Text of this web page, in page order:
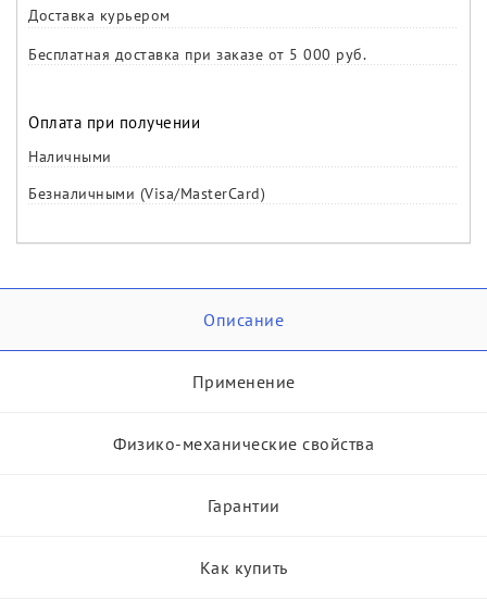
Доставка курьером
Бесплатная доставка при заказе от 5 000 руб.
Оплата при получении
Наличными
Безналичными (Visa/MasterCard)
Описание
Применение
Физико-механические свойства
Гарантии
Как купить